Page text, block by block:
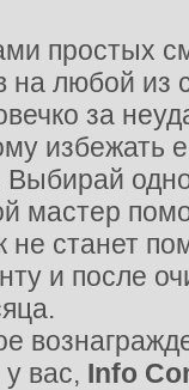
простых
на любой из
за
избежать
мастер
станет
и после
вас, Info